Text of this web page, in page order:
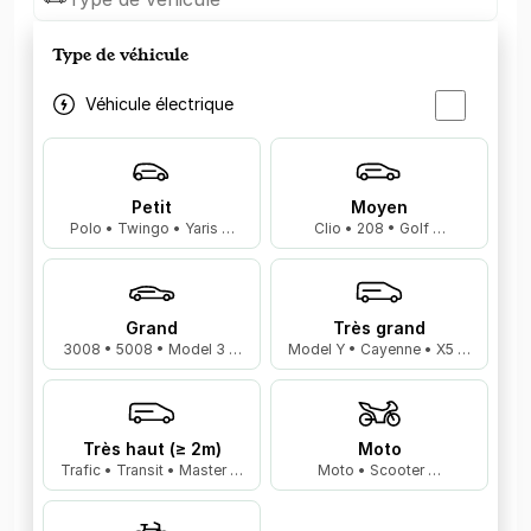
Type de véhicule
Véhicule électrique
Petit
Polo • Twingo • Yaris …
Moyen
Clio • 208 • Golf …
Grand
3008 • 5008 • Model 3 …
Très grand
Model Y • Cayenne • X5 …
Très haut (≥ 2m)
Trafic • Transit • Master …
Moto
Moto • Scooter …